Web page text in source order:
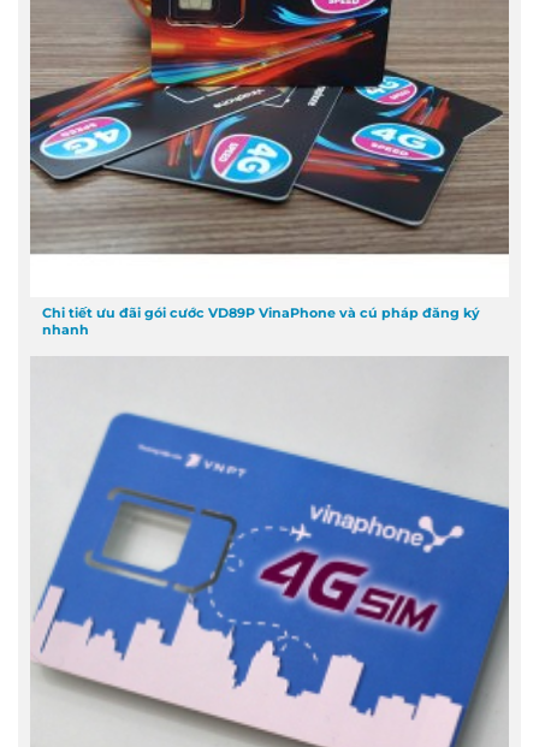
Chi tiết ưu đãi gói cước VD89P VinaPhone và cú pháp đăng ký
nhanh